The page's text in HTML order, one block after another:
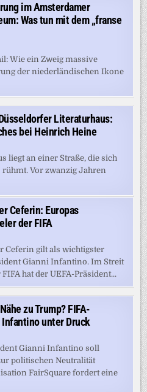
im Amsterdamer
Was tun mit dem „franse
Wie ein Zweig massive
der niederländischen Ikone
Literaturhaus:
bei Heinrich Heine
liegt an einer Straße, die sich
rühmt. Vor zwanzig Jahren
Ceferin: Europas
der FIFA
Ceferin gilt als wichtigster
Gianni Infantino. Im Streit
hat der UEFA-Präsident...
zu Trump? FIFA-
unter Druck
Gianni Infantino soll
politischen Neutralität
FairSquare fordert eine